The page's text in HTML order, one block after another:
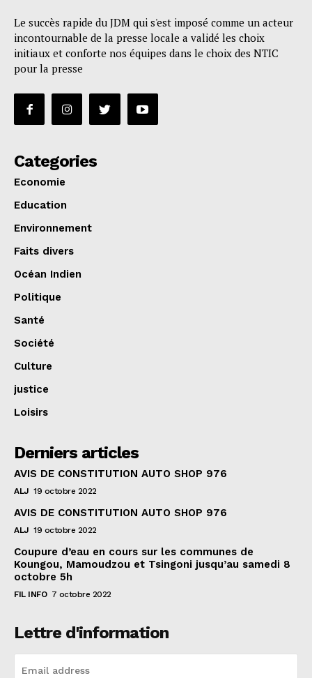
Le succès rapide du JDM qui s'est imposé comme un acteur
incontournable de la presse locale a validé les choix
initiaux et conforte nos équipes dans le choix des NTIC
pour la presse
Categories
Economie
Education
Environnement
Faits divers
Océan Indien
Politique
Santé
Société
Culture
justice
Loisirs
Derniers articles
AVIS DE CONSTITUTION AUTO SHOP 976
ALJ 19 octobre 2022
AVIS DE CONSTITUTION AUTO SHOP 976
ALJ 19 octobre 2022
Coupure d’eau en cours sur les communes de
Koungou, Mamoudzou et Tsingoni jusqu’au samedi 8
octobre 5h
FIL INFO 7 octobre 2022
Lettre d'information